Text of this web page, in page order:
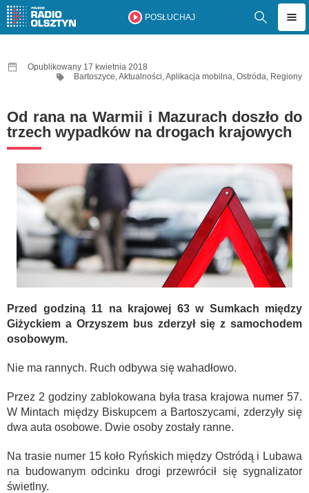
POSŁUCHAJ
Opublikowany 17 kwietnia 2018
Bartoszyce,Aktualności,Aplikacja mobilna, Ostróda, Regiony
Od rana na Warmii i Mazurach doszło do
trzech wypadków na drogach krajowych
Przed godziną 11 na krajowej 63 w Sumkach między
Giżyckiem a Orzyszem bus zderzył się z samochodem
osobowym.
Nie ma rannych. Ruch odbywa się wahadłowo.
Przez 2 godziny zablokowana była trasa krajowa numer 57.
W Mintach między Biskupcem a Bartoszycami, zderzyły się
dwa auta osobowe. Dwie osoby zostały ranne.
Na trasie numer 15 koło Ryńskich między Ostródą i Lubawa
na budowanym odcinku drogi przewrócił się sygnalizator
świetlny.